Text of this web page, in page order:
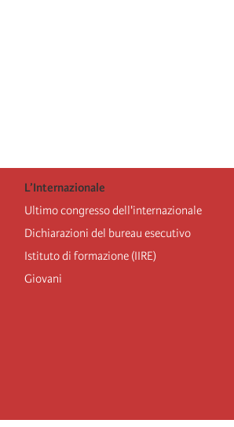
L’Internazionale
Ultimo congresso dell'internazionale
Dichiarazioni del bureau esecutivo
Istituto di formazione (IIRE)
Giovani